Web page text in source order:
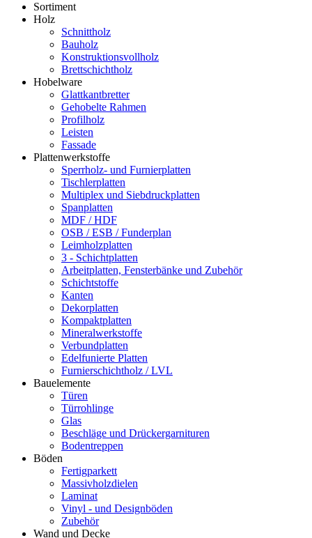
Sortiment
Holz
Schnittholz
Bauholz
Konstruktionsvollholz
Brettschichtholz
Hobelware
Glattkantbretter
Gehobelte Rahmen
Profilholz
Leisten
Fassade
Plattenwerkstoffe
Sperrholz- und Furnierplatten
Tischlerplatten
Multiplex und Siebdruckplatten
Spanplatten
MDF / HDF
OSB / ESB / Funderplan
Leimholzplatten
3 - Schichtplatten
Arbeitplatten, Fensterbänke und Zubehör
Schichtstoffe
Kanten
Dekorplatten
Kompaktplatten
Mineralwerkstoffe
Verbundplatten
Edelfunierte Platten
Furnierschichtholz / LVL
Bauelemente
Türen
Türrohlinge
Glas
Beschläge und Drückergarnituren
Bodentreppen
Böden
Fertigparkett
Massivholzdielen
Laminat
Vinyl - und Designböden
Zubehör
Wand und Decke